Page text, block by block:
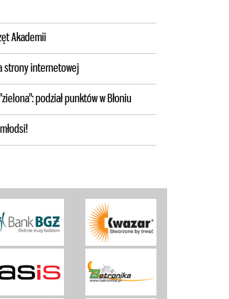
Akademii
strony internetowej
podział punktów w Błoniu